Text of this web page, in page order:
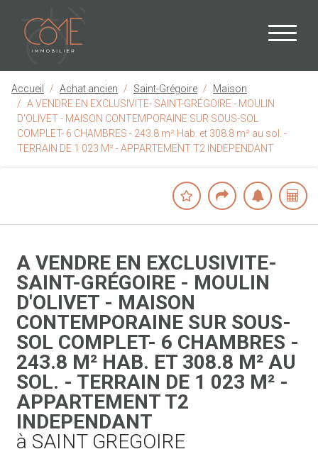
Accueil Achat ancien Saint-Grégoire
Maison
A VENDRE EN EXCLUSIVITE- SAINT-GRÉGOIRE - MOULIN
D'OLIVET - MAISON CONTEMPORAINE SUR SOUS-SOL
COMPLET- 6 CHAMBRES - 243.8 m² Hab. et 308.8 m² au sol. -
TERRAIN DE 1 023 M² - APPARTEMENT T2 INDEPENDANT
A VENDRE EN EXCLUSIVITE-
SAINT-GRÉGOIRE - MOULIN
D'OLIVET - MAISON
CONTEMPORAINE SUR SOUS-
SOL COMPLET- 6 CHAMBRES -
243.8 M² HAB. ET 308.8 M² AU
SOL. - TERRAIN DE 1 023 M² -
APPARTEMENT T2
INDEPENDANT
à SAINT GREGOIRE